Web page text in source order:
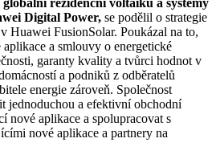
rezidenční voltaiku a systémy
Digital Power, se podělil o strategie
Huawei FusionSolar. Poukázal na to,
a smlouvy o energetické
garanty kvality a tvůrci hodnot v
a podniků z odběratelů
energie zároveň. Společnost
jednoduchou a efektivní obchodní
nové aplikace a spolupracovat s
nové aplikace a partnery na